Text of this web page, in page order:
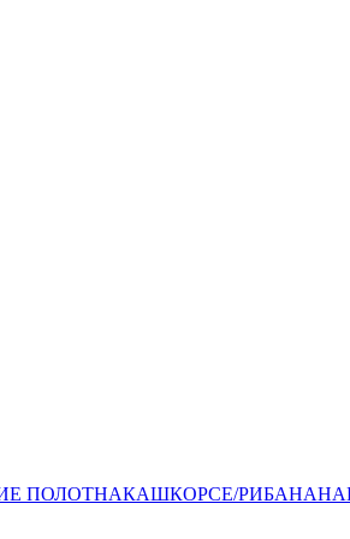
ПОЛОТНАКАШКОРСЕ/РИБАНА